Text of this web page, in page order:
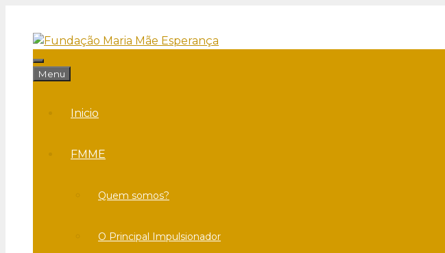
conteúdo
Menu
Menu
Inicio
FMME
Quem somos?
O Principal Impulsionador